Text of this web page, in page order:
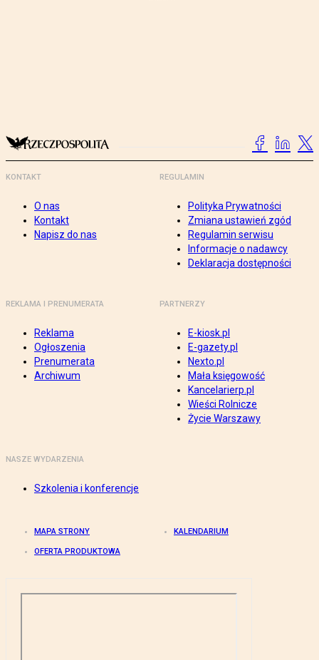
KONTAKT
O nas
Kontakt
Napisz do nas
REGULAMIN
Polityka Prywatności
Zmiana ustawień zgód
Regulamin serwisu
Informacje o nadawcy
Deklaracja dostępności
REKLAMA I PRENUMERATA
Reklama
Ogłoszenia
Prenumerata
Archiwum
PARTNERZY
E-kiosk.pl
E-gazety.pl
Nexto.pl
Mała księgowość
Kancelarierp.pl
Wieści Rolnicze
Życie Warszawy
NASZE WYDARZENIA
Szkolenia i konferencje
MAPA STRONY KALENDARIUM
OFERTA PRODUKTOWA